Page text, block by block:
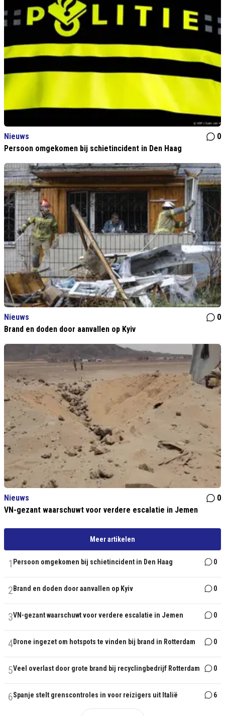
Nieuws
0
Persoon omgekomen bij schietincident in Den Haag
Nieuws
0
Brand en doden door aanvallen op Kyiv
Nieuws
0
VN-gezant waarschuwt voor verdere escalatie in Jemen
Meer artikelen
1 Persoon omgekomen bij schietincident in Den Haag 0
2 Brand en doden door aanvallen op Kyiv 0
3VN-gezant waarschuwt voor verdere escalatie in Jemen 0
4Drone ingezet om hotspots te vinden bij brand in Rotterdam 0
5Veel overlast door grote brand bij recyclingbedrijf Rotterdam 0
6Spanje stelt grenscontroles in voor reizigers uit Italië 6